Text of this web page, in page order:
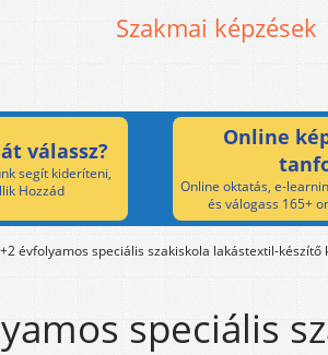
Szakmai képzések
válassz?
segít kideríteni,
Hozzád
Online
Online oktatás, e-
és válogass 165+
évfolyamos speciális szakiskola lakástextil-készítő
speciális